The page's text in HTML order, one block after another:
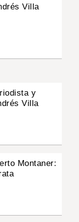
Villa
y
Villa
Montaner: